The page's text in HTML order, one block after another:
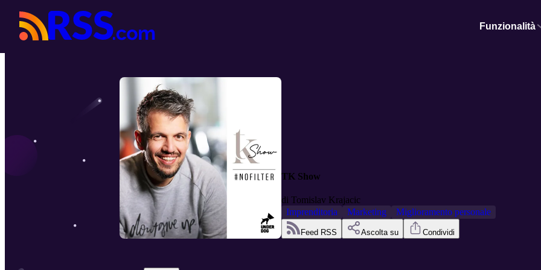
Funzionalità
TK Show
di Tomislav Krajacic
Imprenditoria
Marketing Miglioramento personale
Feed RSS Ascolta su Condividi